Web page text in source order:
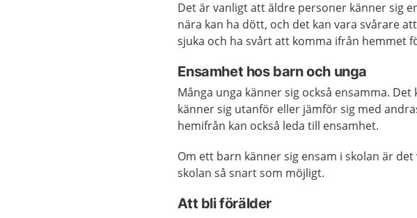
Det är vanligt att äldre personer känner sig
nära kan ha dött, och det kan vara svårare
sjuka och ha svårt att komma ifrån hemmet
Ensamhet hos barn och unga
Många unga känner sig också ensamma.
känner sig utanför eller jämför sig med
hemifrån kan också leda till ensamhet.
Om ett barn känner sig ensam i skolan är
skolan så snart som möjligt.
Att bli förälder